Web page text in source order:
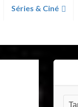
Séries & Ciné